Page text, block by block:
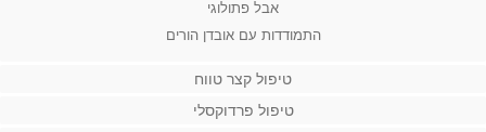
אבל פתולוגי
התמודדות עם אובדן הורים
טיפול קצר טווח
טיפול פרדוקסלי